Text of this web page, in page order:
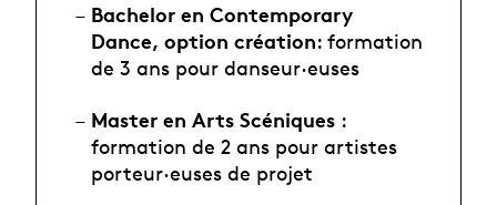
Bachelor en Contemporary
Dance, option création: formation
de 3 ans pour danseur·euses
Master en Arts Scéniques :
formation de 2 ans pour artistes
porteur·euses de projet